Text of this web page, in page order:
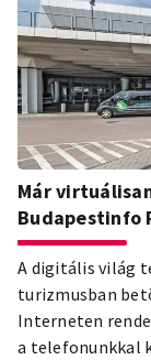
Már
Budapestinfo
A digitális világ
turizmusban
Interneten
a telefonunkkal